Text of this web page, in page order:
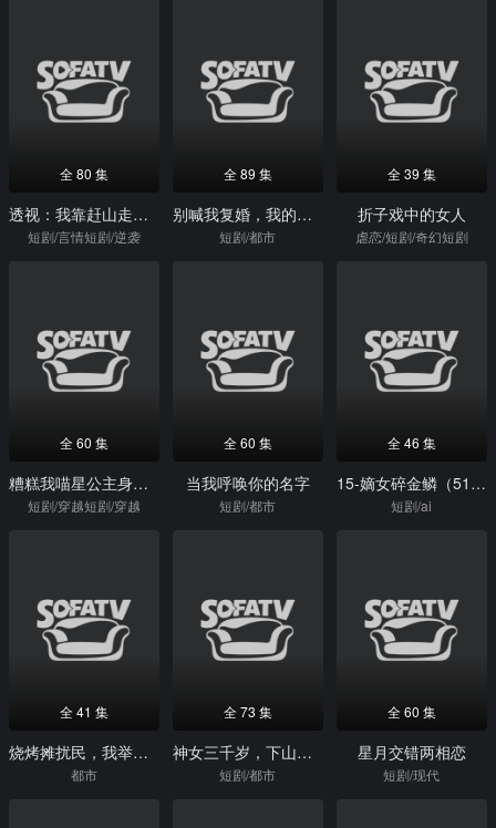
全 80 集
透视：我靠赶山走上人生巅峰
短剧/言情短剧/逆袭
全 89 集
别喊我复婚，我的醋精老公超难哄
短剧/都市
全 39 集
折子戏中的女人
虐恋/短剧/奇幻短剧
全 60 集
糟糕我喵星公主身份藏不住了
短剧/穿越短剧/穿越
全 60 集
当我呼唤你的名字
短剧/都市
全 46 集
15-嫡女碎金鳞（51集）Ai短剧
短剧/ai
全 41 集
烧烤摊扰民，我举杯揭穿骗局
都市
全 73 集
神女三千岁，下山后带飞家族
短剧/都市
全 60 集
星月交错两相恋
短剧/现代